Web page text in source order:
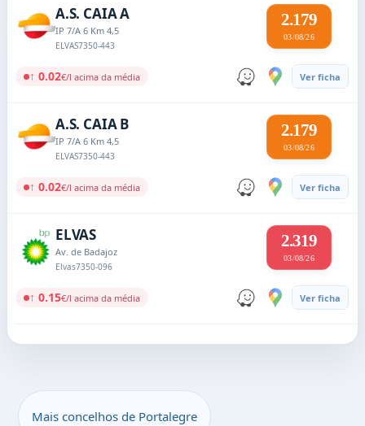
A.S. CAIA A
IP 7/A 6 Km 4,5
ELVAS7350-443
2.179
03/08/26
↑ 0.02€/l acima da média Ver ficha
A.S. CAIA B
IP 7/A 6 Km 4,5
ELVAS7350-443
2.179
03/08/26
↑ 0.02€/l acima da média Ver ficha
ELVAS
Av. de Badajoz
Elvas7350-096
2.319
03/08/26
↑ 0.15€/l acima da média Ver ficha
Mais concelhos de Portalegre